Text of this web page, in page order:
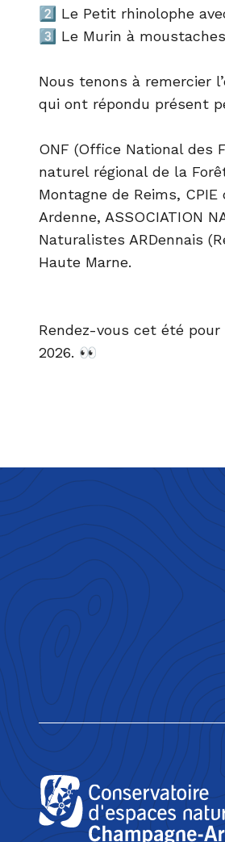
2️⃣ Le Petit rhinolophe
3️⃣ Le Murin à
Nous tenons à remercier
qui ont répondu présent
ONF (Office National des
naturel régional de la
Montagne de Reims,
Ardenne, ASSOCIATION
Naturalistes ARDennais
Haute Marne.
Rendez-vous cet été
2026. 👀